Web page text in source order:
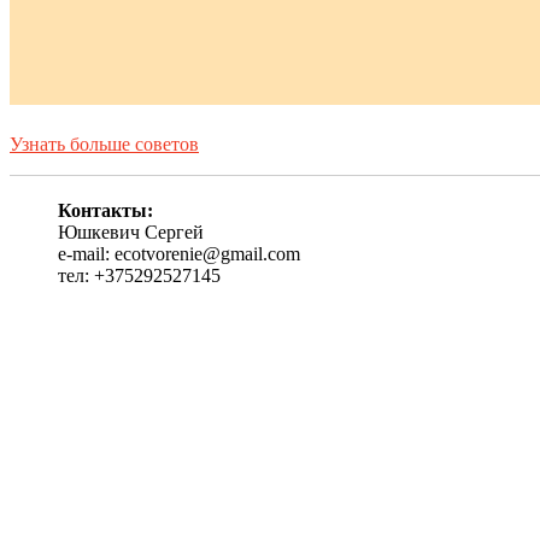
Узнать больше советов
Контакты:
Юшкевич Сергей
e-mail: ecotvorenie@gmail.com
тел: +375292527145